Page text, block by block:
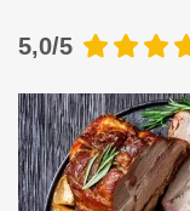
5,0/5